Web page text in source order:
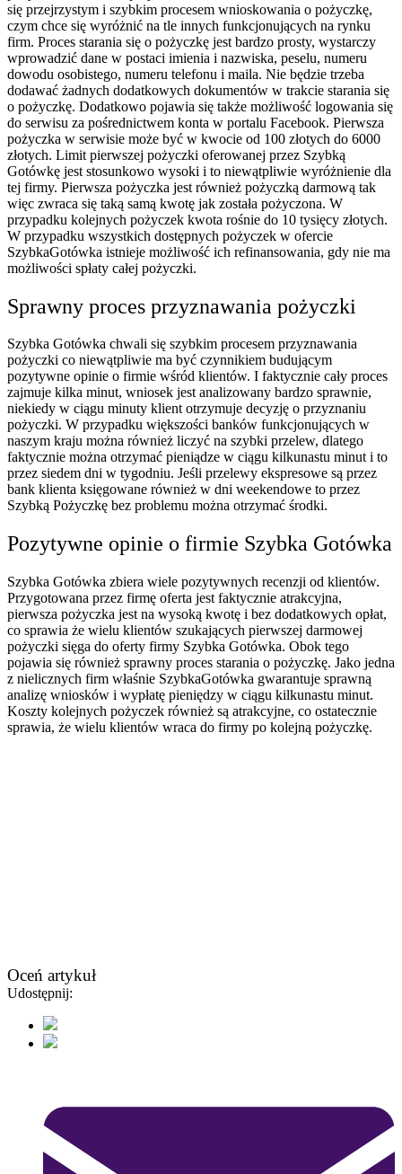
się przejrzystym i szybkim procesem wnioskowania o pożyczkę,
czym chce się wyróżnić na tle innych funkcjonujących na rynku
firm. Proces starania się o pożyczkę jest bardzo prosty, wystarczy
wprowadzić dane w postaci imienia i nazwiska, peselu, numeru
dowodu osobistego, numeru telefonu i maila. Nie będzie trzeba
dodawać żadnych dodatkowych dokumentów w trakcie starania się
o pożyczkę. Dodatkowo pojawia się także możliwość logowania się
do serwisu za pośrednictwem konta w portalu Facebook. Pierwsza
pożyczka w serwisie może być w kwocie od 100 złotych do 6000
złotych. Limit pierwszej pożyczki oferowanej przez Szybką
Gotówkę jest stosunkowo wysoki i to niewątpliwie wyróżnienie dla
tej firmy. Pierwsza pożyczka jest również pożyczką darmową tak
więc zwraca się taką samą kwotę jak została pożyczona. W
przypadku kolejnych pożyczek kwota rośnie do 10 tysięcy złotych.
W przypadku wszystkich dostępnych pożyczek w ofercie
SzybkaGotówka istnieje możliwość ich refinansowania, gdy nie ma
możliwości spłaty całej pożyczki.
Sprawny proces przyznawania pożyczki
Szybka Gotówka chwali się szybkim procesem przyznawania
pożyczki co niewątpliwie ma być czynnikiem budującym
pozytywne opinie o firmie wśród klientów. I faktycznie cały proces
zajmuje kilka minut, wniosek jest analizowany bardzo sprawnie,
niekiedy w ciągu minuty klient otrzymuje decyzję o przyznaniu
pożyczki. W przypadku większości banków funkcjonujących w
naszym kraju można również liczyć na szybki przelew, dlatego
faktycznie można otrzymać pieniądze w ciągu kilkunastu minut i to
przez siedem dni w tygodniu. Jeśli przelewy ekspresowe są przez
bank klienta księgowane również w dni weekendowe to przez
Szybką Pożyczkę bez problemu można otrzymać środki.
Pozytywne opinie o firmie Szybka Gotówka
Szybka Gotówka zbiera wiele pozytywnych recenzji od klientów.
Przygotowana przez firmę oferta jest faktycznie atrakcyjna,
pierwsza pożyczka jest na wysoką kwotę i bez dodatkowych opłat,
co sprawia że wielu klientów szukających pierwszej darmowej
pożyczki sięga do oferty firmy Szybka Gotówka. Obok tego
pojawia się również sprawny proces starania o pożyczkę. Jako jedna
z nielicznych firm właśnie SzybkaGotówka gwarantuje sprawną
analizę wniosków i wypłatę pieniędzy w ciągu kilkunastu minut.
Koszty kolejnych pożyczek również są atrakcyjne, co ostatecznie
sprawia, że wielu klientów wraca do firmy po kolejną pożyczkę.
Oceń artykuł
Udostępnij: